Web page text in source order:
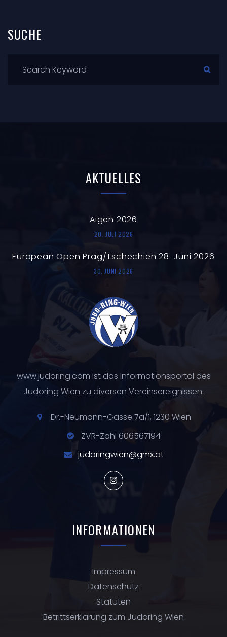
SUCHE
AKTUELLES
Aigen 2026
20. JULI 2026
European Open Prag/Tschechien 28. Juni 2026
30. JUNI 2026
www.judoring.com ist das Informationsportal des
Judoring Wien zu diversen Vereinsereignissen.
Dr.-Neumann-Gasse 7a/1, 1230 Wien
ZVR-Zahl 606567194
judoringwien@gmx.at
INFORMATIONEN
Impressum
Datenschutz
Statuten
Betrittserklärung zum Judoring Wien